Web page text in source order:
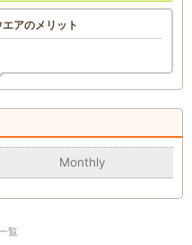
アのメリット
Monthly
覧